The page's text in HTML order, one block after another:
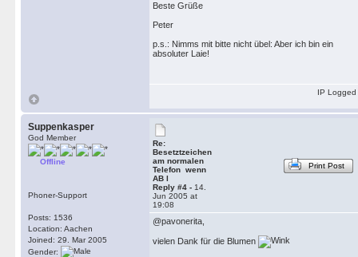
Beste Grüße
Peter
p.s.: Nimms mit bitte nicht übel: Aber ich bin ein
absoluter Laie!
IP Logged
Suppenkasper
God Member
Offline
Phoner-Support
Posts: 1536
Location: Aachen
Joined: 29. Mar 2005
Gender:
Re:
Besetztzeichen
am normalen
Telefon wenn
AB l
Reply #4 - 14.
Jun 2005 at
19:08
Print Post
@pavonerita,
vielen Dank für die Blumen